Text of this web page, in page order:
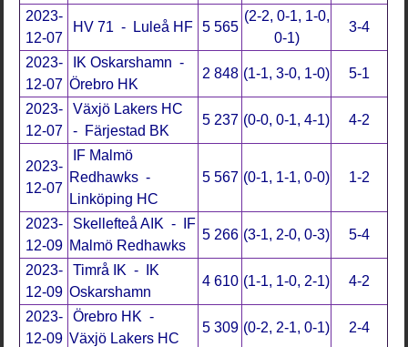
2023-
12-07
HV 71 - Luleå HF 5 565
(2-2, 0-1, 1-0,
0-1)
3-4
2023-
12-07
IK Oskarshamn -
Örebro HK
2 848 (1-1, 3-0, 1-0) 5-1
2023-
12-07
Växjö Lakers HC
- Färjestad BK
5 237 (0-0, 0-1, 4-1) 4-2
2023-
12-07
IF Malmö
Redhawks -
Linköping HC
5 567 (0-1, 1-1, 0-0) 1-2
2023-
12-09
Skellefteå AIK - IF
Malmö Redhawks
5 266 (3-1, 2-0, 0-3) 5-4
2023-
12-09
Timrå IK - IK
Oskarshamn
4 610 (1-1, 1-0, 2-1) 4-2
2023-
12-09
Örebro HK -
Växjö Lakers HC
5 309 (0-2, 2-1, 0-1) 2-4